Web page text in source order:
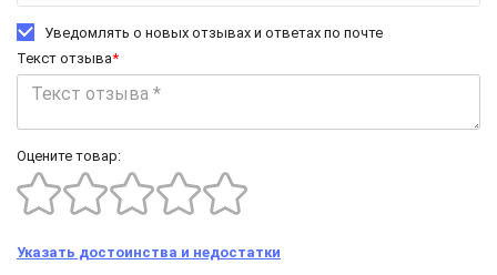
Уведомлять о новых отзывах и ответах по почте
Текст отзыва*
Оцените товар:
Указать достоинства и недостатки